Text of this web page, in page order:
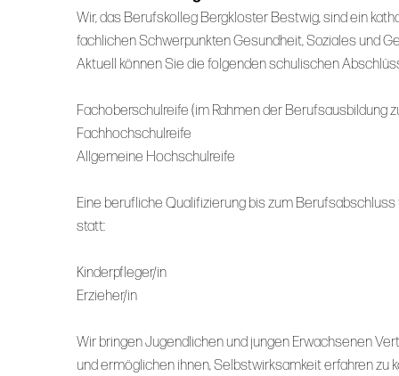
Wir, das Berufskolleg Bergkloster Bestwig, sind ein
fachlichen Schwerpunkten Gesundheit, Soziales und
Aktuell können Sie die folgenden schulischen
Fachoberschulreife (im Rahmen der Berufsausbildung
Fachhochschulreife
Allgemeine Hochschulreife
Eine berufliche Qualifizierung bis zum
statt:
Kinderpfleger/in
Erzieher/in
Wir bringen Jugendlichen und jungen Erwachsenen
und ermöglichen ihnen, Selbstwirksamkeit erfahren zu